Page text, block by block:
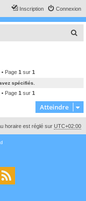
Connexion
Inscription
c
h
e
Page 1 sur 1
spécifiés.
Page 1 sur 1
Atteindre
horaire est réglé sur UTC+02:00